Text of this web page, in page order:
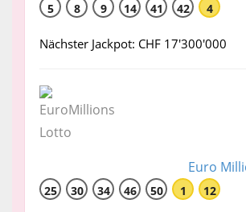
5 8 9 14 41 42 4
Nächster Jackpot: CHF 17'300'000
Euro
25 30 34 46 50 1 12